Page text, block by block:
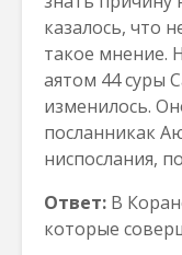
казалось, что
такое мнение.
аятом 44 суры
изменилось.
посланникак
ниспослания,
Ответ: В
которые